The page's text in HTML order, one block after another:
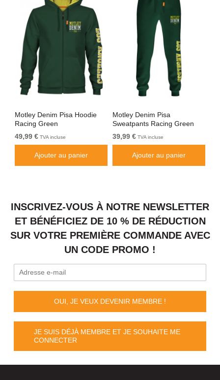
Motley Denim Pisa Hoodie
Racing Green
49,99 € TVA incluse
Ajouter au panier
Motley Denim Pisa
Sweatpants Racing Green
39,99 € TVA incluse
Ajouter au panier
INSCRIVEZ-VOUS À NOTRE NEWSLETTER
ET BÉNÉFICIEZ DE 10 % DE RÉDUCTION
SUR VOTRE PREMIÈRE COMMANDE AVEC
UN CODE PROMO !
OUI, JE VEUX DEVENIR MEMBRE !
JE SUIS DÉJÀ MEMBRE ET JE SOUHAITE ME
CONNECTER